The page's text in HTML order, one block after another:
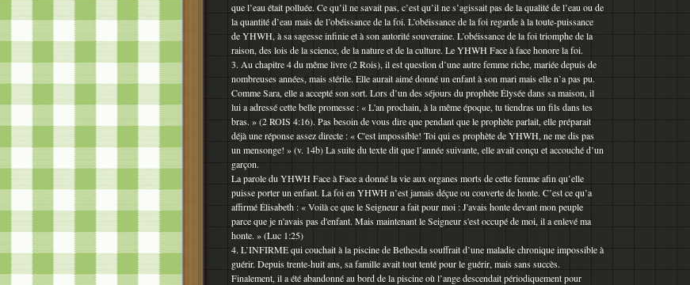
que l’eau était polluée. Ce qu’il ne savait pas, c’est qu’il ne s’agissait pas de la qualité de l’eau ou de
la quantité d’eau mais de l’obéissance de la foi. L’obéissance de la foi regarde à la toute-puissance
de YHWH, à sa sagesse infinie et à son autorité souveraine. L’obéissance de la foi triomphe de la
raison, des lois de la science, de la nature et de la culture. Le YHWH Face à face honore la foi.
3. Au chapitre 4 du même livre (2 Rois), il est question d’une autre femme riche, mariée depuis de
nombreuses années, mais stérile. Elle aurait aimé donné un enfant à son mari mais elle n’a pas pu.
Comme Sara, elle a accepté son sort. Lors d’un des séjours du prophète Élysée dans sa maison, il
lui a adressé cette belle promesse : « L'an prochain, à la même époque, tu tiendras un fils dans tes
bras. » (2 ROIS 4:16). Pas besoin de vous dire que pendant que le prophète parlait, elle préparait
déjà une réponse assez directe : « C'est impossible! Toi qui es prophète de YHWH, ne me dis pas
un mensonge! » (v. 14b) La suite du texte dit que l’année suivante, elle avait conçu et accouché d’un
garçon.
La parole du YHWH Face à Face a donné la vie aux organes morts de cette femme afin qu’elle
puisse porter un enfant. La foi en YHWH n’est jamais déçue ou couverte de honte. C’est ce qu’a
affirmé Élisabeth : « Voilà ce que le Seigneur a fait pour moi : J'avais honte devant mon peuple
parce que je n'avais pas d'enfant. Mais maintenant le Seigneur s'est occupé de moi, il a enlevé ma
honte. » (Luc 1:25)
4. L’INFIRME qui couchait à la piscine de Bethesda souffrait d’une maladie chronique impossible à
guérir. Depuis trente-huit ans, sa famille avait tout tenté pour le guérir, mais sans succès.
Finalement, il a été abandonné au bord de la piscine où l’ange descendait périodiquement pour